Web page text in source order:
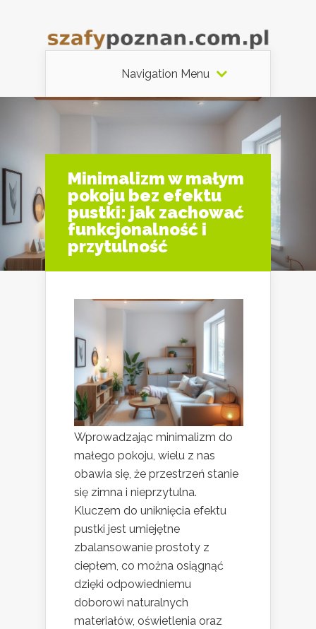
Navigation Menu
Minimalizm w małym
pokoju bez efektu
pustki: jak zachować
funkcjonalność i
przytulność
Wprowadzając minimalizm do
małego pokoju, wielu z nas
obawia się, że przestrzeń stanie
się zimna i nieprzytulna.
Kluczem do uniknięcia efektu
pustki jest umiejętne
zbalansowanie prostoty z
ciepłem, co można osiągnąć
dzięki odpowiedniemu
doborowi naturalnych
materiałów, oświetlenia oraz